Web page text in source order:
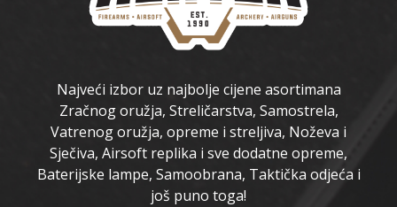
Najveći izbor uz najbolje cijene asortimana
Zračnog oružja, Streličarstva, Samostrela,
Vatrenog oružja, opreme i streljiva, Noževa i
Sječiva, Airsoft replika i sve dodatne opreme,
Baterijske lampe, Samoobrana, Taktička odjeća i
još puno toga!